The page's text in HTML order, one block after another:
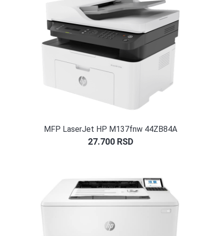
MFP LaserJet HP M137fnw 44ZB84A
27.700 RSD